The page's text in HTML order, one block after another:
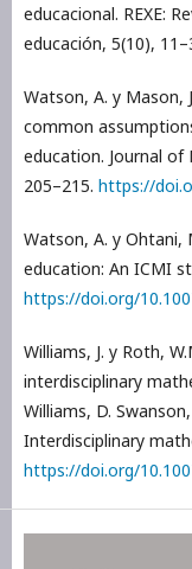
educacional. REXE:
educación, 5(10),
Watson, A. y Mason,
common
education. Journal of
205–215. https://
Watson, A. y Ohtani,
education: An ICMI
https://doi.org/
Williams, J. y Roth,
interdisciplinary
Williams, D.
Interdisciplinary
https://doi.org/